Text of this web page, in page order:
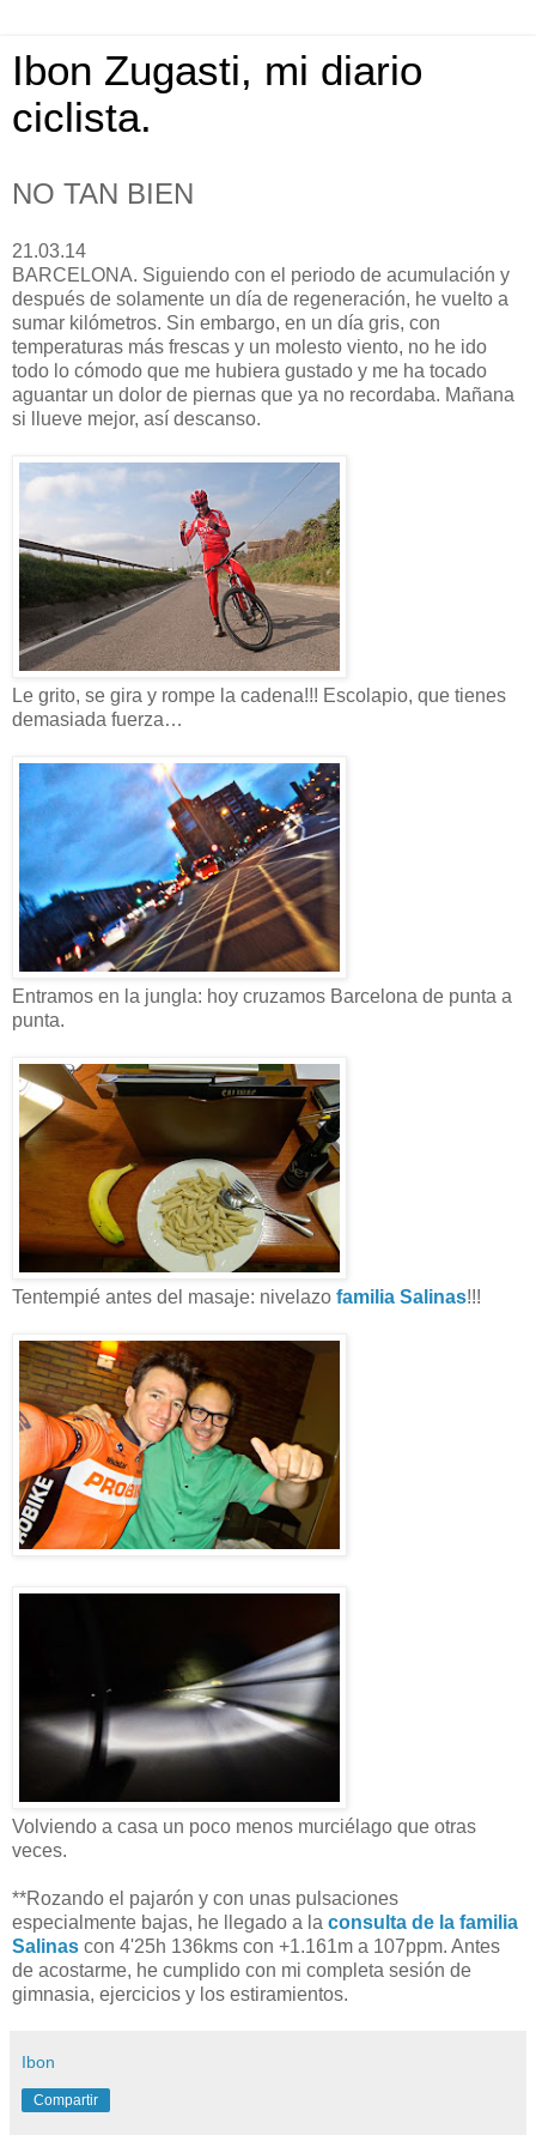
Ibon Zugasti, mi diario
ciclista.
NO TAN BIEN
21.03.14
BARCELONA. Siguiendo con el periodo de acumulación y
después de solamente un día de regeneración, he vuelto a
sumar kilómetros. Sin embargo, en un día gris, con
temperaturas más frescas y un molesto viento, no he ido
todo lo cómodo que me hubiera gustado y me ha tocado
aguantar un dolor de piernas que ya no recordaba. Mañana
si llueve mejor, así descanso.
Le grito, se gira y rompe la cadena!!! Escolapio, que tienes
demasiada fuerza…
Entramos en la jungla: hoy cruzamos Barcelona de punta a
punta.
Tentempié antes del masaje: nivelazo familia Salinas!!!
Volviendo a casa un poco menos murciélago que otras
veces.
**Rozando el pajarón y con unas pulsaciones
especialmente bajas, he llegado a la consulta de la familia
Salinas con 4'25h 136kms con +1.161m a 107ppm. Antes
de acostarme, he cumplido con mi completa sesión de
gimnasia, ejercicios y los estiramientos.
Ibon
Compartir